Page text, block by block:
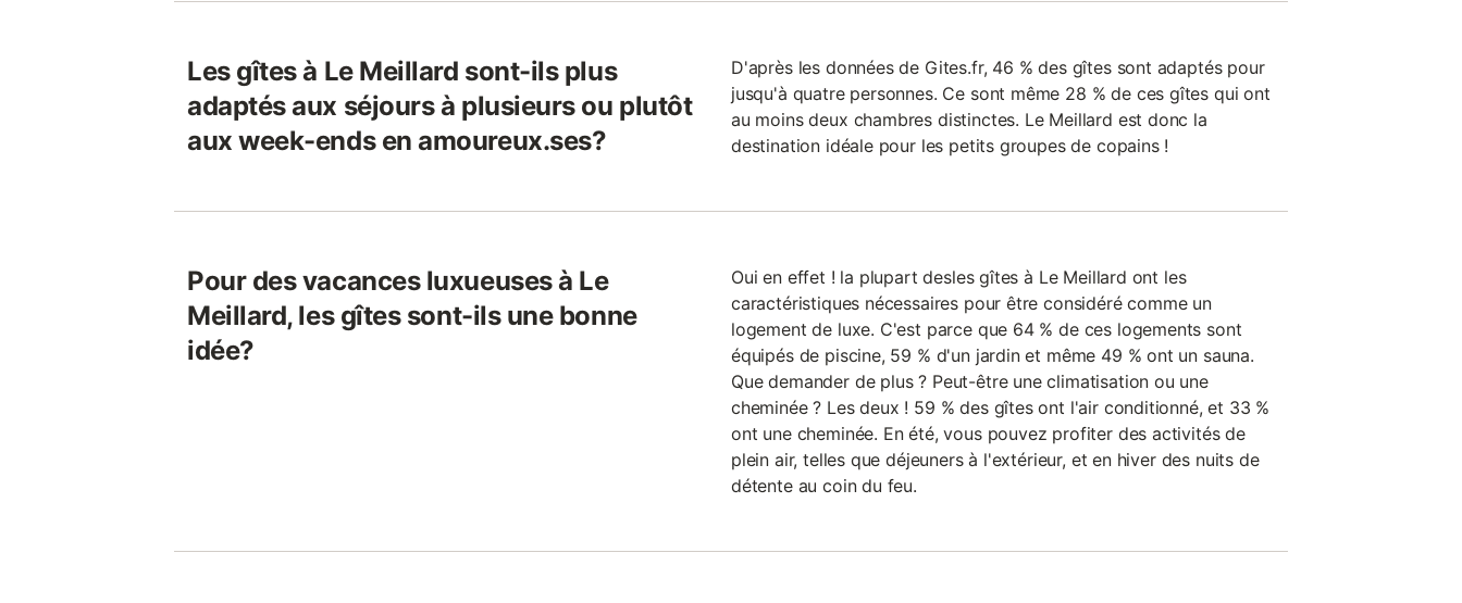
Les gîtes à Le Meillard sont-ils plus
adaptés aux séjours à plusieurs ou plutôt
aux week-ends en amoureux.ses?
D'après les données de Gites.fr, 46 % des gîtes sont adaptés pour
jusqu'à quatre personnes. Ce sont même 28 % de ces gîtes qui ont
au moins deux chambres distinctes. Le Meillard est donc la
destination idéale pour les petits groupes de copains !
Pour des vacances luxueuses à Le
Meillard, les gîtes sont-ils une bonne
idée?
Oui en effet ! la plupart desles gîtes à Le Meillard ont les
caractéristiques nécessaires pour être considéré comme un
logement de luxe. C'est parce que 64 % de ces logements sont
équipés de piscine, 59 % d'un jardin et même 49 % ont un sauna.
Que demander de plus ? Peut-être une climatisation ou une
cheminée ? Les deux ! 59 % des gîtes ont l'air conditionné, et 33 %
ont une cheminée. En été, vous pouvez profiter des activités de
plein air, telles que déjeuners à l'extérieur, et en hiver des nuits de
détente au coin du feu.